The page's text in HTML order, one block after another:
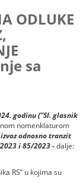
ODLUKE
sa
godinu ("Sl. glasnik
nomenklaturom
odnosno tranzit
i 85/2023 -dalje:
RS” u kojima su